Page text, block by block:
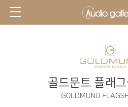
골드문트 플래
GOLDMUND